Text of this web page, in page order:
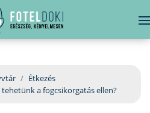
hirdetés
Étkezés
a fogcsikorgatás ellen?